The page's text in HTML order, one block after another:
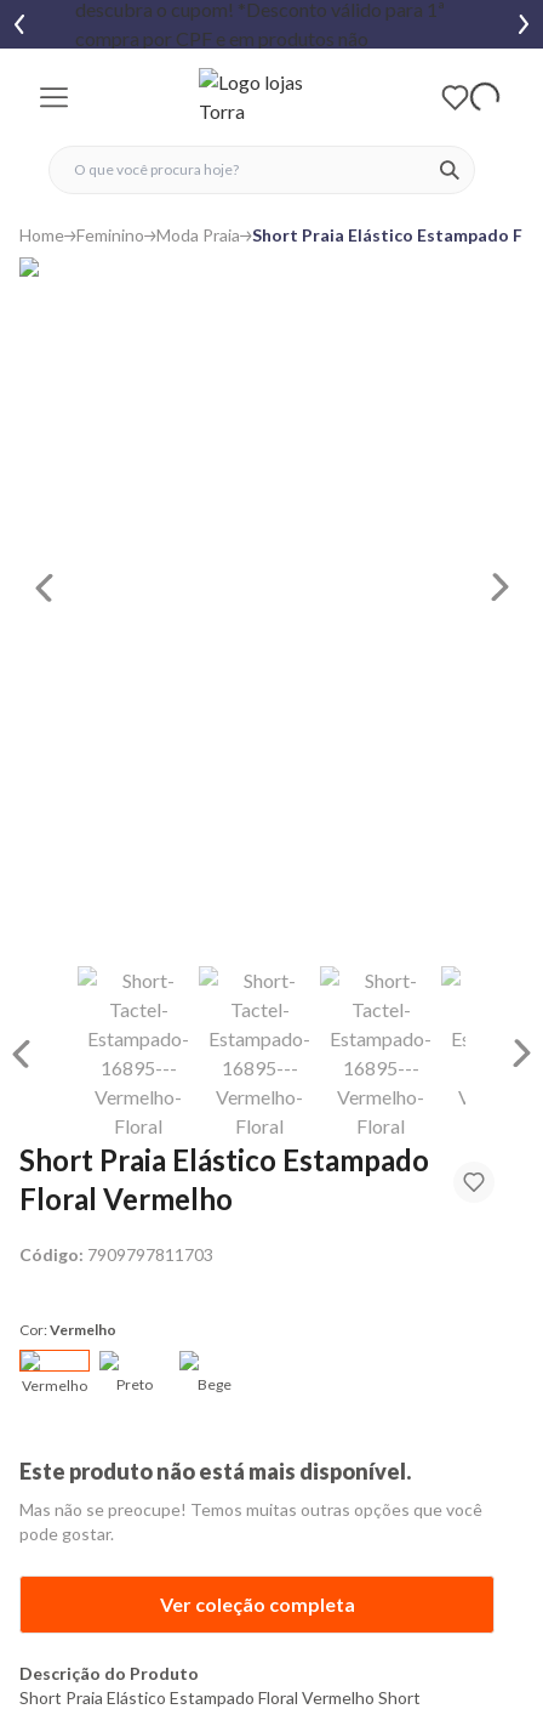
ver
fechar menu
fechar menu
favoritos
Home Feminino Moda Praia Short Praia Elástico Estampado
Short Praia Elástico Estampado
Floral Vermelho
Código: 7909797811703
Cor:Vermelho
Vermelho Preto Bege
Este produto não está mais disponível.
Mas não se preocupe! Temos muitas outras opções que você
pode gostar.
Ver coleção completa
Descrição do Produto
Short Praia Elástico Estampado Floral Vermelho Short